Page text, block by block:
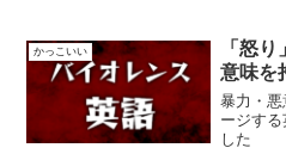
かっこいい
「怒
意味を
暴力・悪
ージす
した